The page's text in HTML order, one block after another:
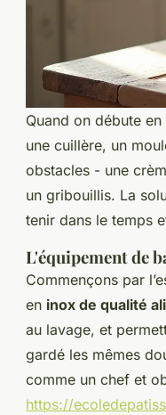
Quand on débute
une cuillère, un
obstacles - une
un gribouillis. La
tenir dans le temps
L'équipement de
Commençons par
en inox de qualité
au lavage, et
gardé les mêmes
comme un chef et
https://